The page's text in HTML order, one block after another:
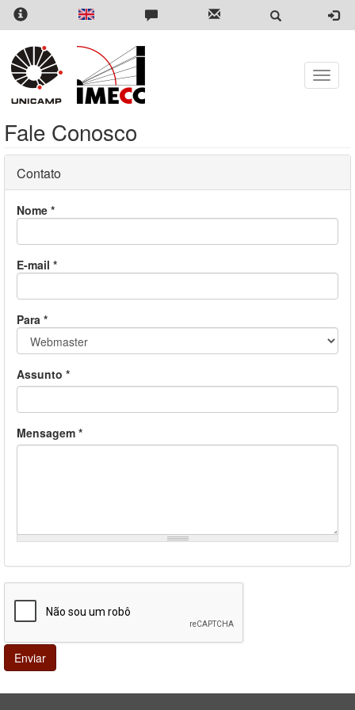
Pular
para
conteúdo
principal
Toggle
Fale Conosco
Contato
Nome *
E-mail *
Para *
Assunto *
Mensagem *
Enviar